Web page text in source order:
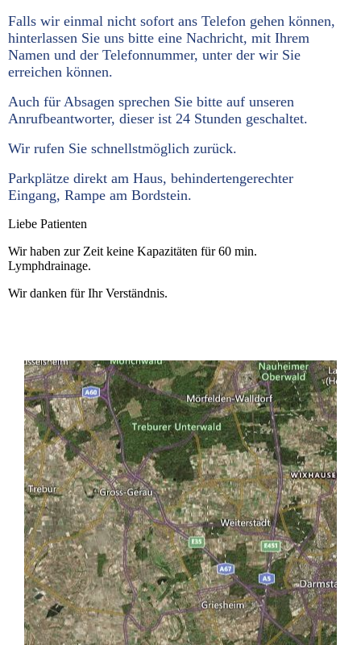
Falls wir einmal nicht sofort ans Telefon gehen können,
hinterlassen Sie uns bitte eine Nachricht, mit Ihrem
Namen und der Telefonnummer, unter der wir Sie
erreichen können.
Auch für Absagen sprechen Sie bitte auf unseren
Anrufbeantworter, dieser ist 24 Stunden geschaltet.
Wir rufen Sie schnellstmöglich zurück.
Parkplätze direkt am Haus, behindertengerechter
Eingang, Rampe am Bordstein.
Liebe Patienten
Wir haben zur Zeit keine Kapazitäten für 60 min.
Lymphdrainage.
Wir danken für Ihr Verständnis.